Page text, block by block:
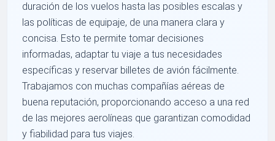
duración de los vuelos hasta las posibles escalas y
las políticas de equipaje, de una manera clara y
concisa. Esto te permite tomar decisiones
informadas, adaptar tu viaje a tus necesidades
específicas y reservar billetes de avión fácilmente.
Trabajamos con muchas compañías aéreas de
buena reputación, proporcionando acceso a una red
de las mejores aerolíneas que garantizan comodidad
y fiabilidad para tus viajes.